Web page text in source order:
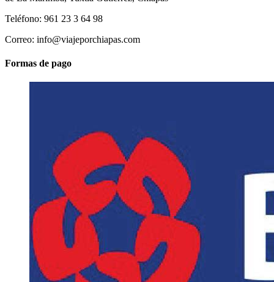
Teléfono: 961 23 3 64 98
Correo: info@viajeporchiapas.com
Formas de pago